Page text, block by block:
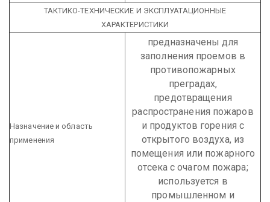
ТАКТИКО-ТЕХНИЧЕСКИЕ И ЭКСПЛУАТАЦИОННЫЕ
ХАРАКТЕРИСТИКИ
Назначение и область
применения
предназначены для
заполнения проемов в
противопожарных
преградах,
предотвращения
распространения пожаров
и продуктов горения с
открытого воздуха, из
помещения или пожарного
отсека с очагом пожара;
используется в
промышленном и